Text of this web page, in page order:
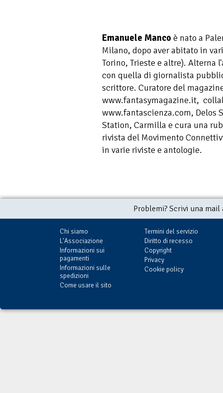
Emanuele Manco è nato a
Milano, dopo aver abitato in
Torino, Trieste e altre).
con quella di giornalista
scrittore. Curatore del
www.fantasymagazine.it,
www.fantascienza.com, Delos
Station, Carmilla e cura una
rivista del Movimento
in varie riviste e antologie.
Problemi? Scrivi una
Chi siamo
L'Associazione
Informazioni sui
pagamenti
Informazioni sulle
spedizioni
Come usare il sito
Termini del servizio
Diritto di recesso
Copyright
Privacy
Cookie policy